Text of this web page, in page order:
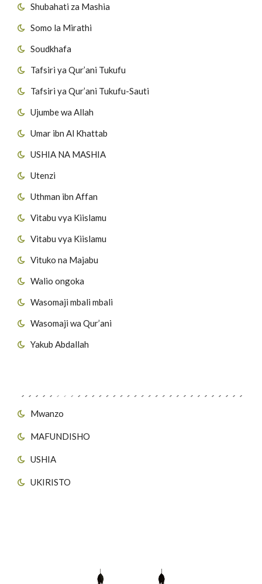
Shubahati za Mashia
Somo la Mirathi
Soudkhafa
Tafsiri ya Qur’ani Tukufu
Tafsiri ya Qur’ani Tukufu-Sauti
Ujumbe wa Allah
Umar ibn Al Khattab
USHIA NA MASHIA
Utenzi
Uthman ibn Affan
Vitabu vya Kiislamu
Vitabu vya Kiislamu
Vituko na Majabu
Walio ongoka
Wasomaji mbali mbali
Wasomaji wa Qur’ani
Yakub Abdallah
Mwanzo
MAFUNDISHO
USHIA
UKIRISTO